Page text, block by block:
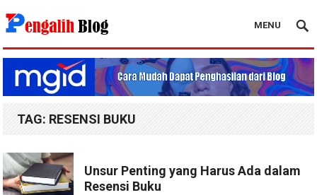
Pengalih Blog
MENU
TAG: RESENSI BUKU
Unsur Penting yang Harus Ada dalam
Resensi Buku